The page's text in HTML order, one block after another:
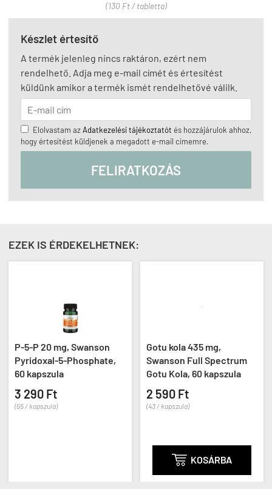
(130 Ft / tabletta)
Készlet értesítő
A termék jelenleg nincs raktáron, ezért nem
rendelhető. Adja meg e-mail címét és értesítést
küldünk amikor a termék ismét rendelhetővé válilk.
Elolvastam azAdatkezelési tájékoztatót és hozzájárulok ahhoz,
hogy értesítést küldjenek a megadott e-mail címemre.
FELIRATKOZÁS
EZEK IS ÉRDEKELHETNEK:
P-5-P 20 mg, Swanson
Pyridoxal-5-Phosphate,
60 kapszula
3 290 Ft
(55 / kapszula)
Gotu kola 435 mg,
Swanson Full Spectrum
Gotu Kola, 60 kapszula
2 590 Ft
(43 / kapszula)
 KOSÁRBA